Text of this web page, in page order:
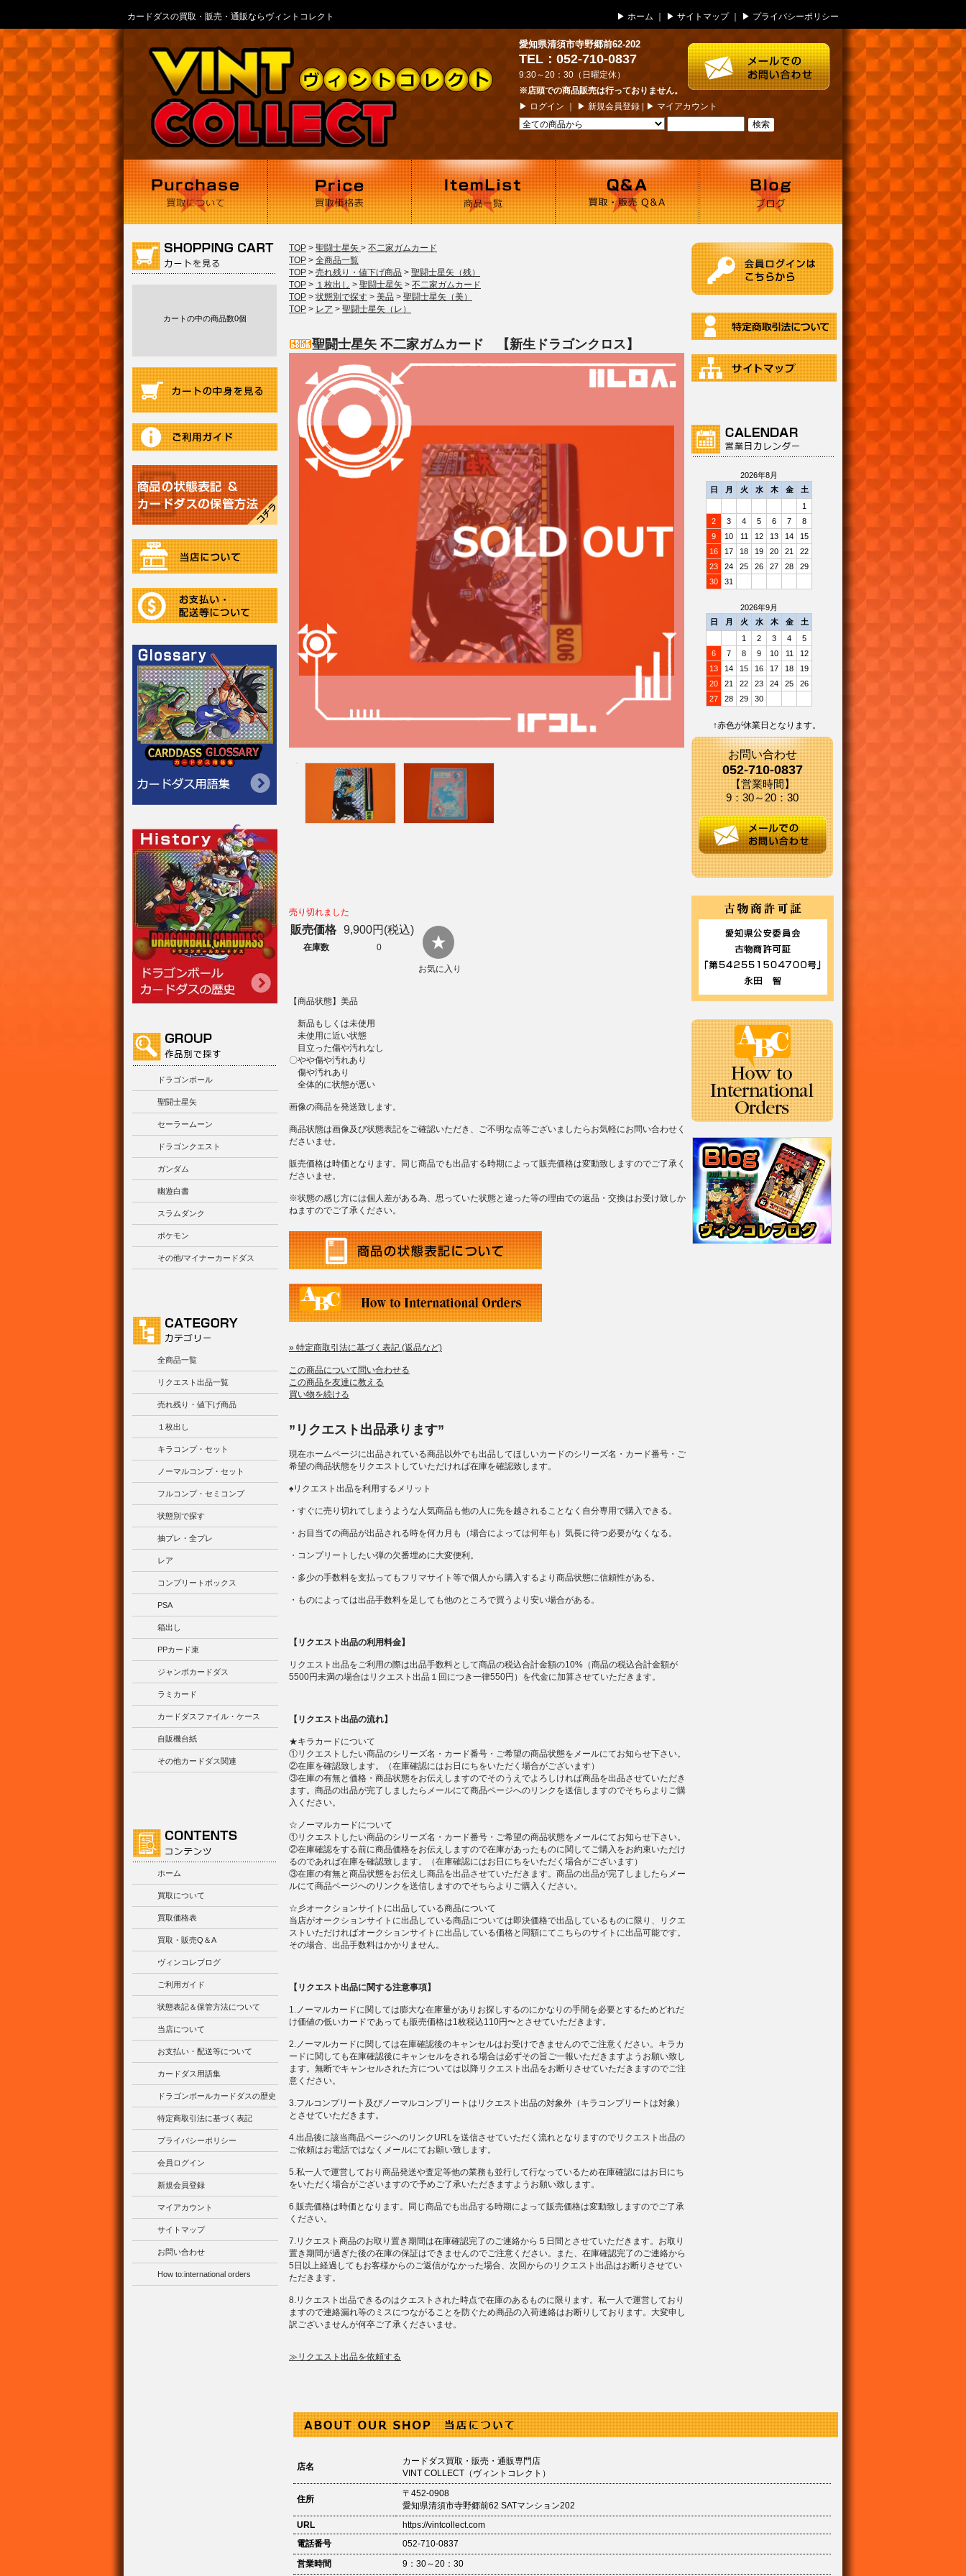
カードダスの買取・販売・通販ならヴィントコレクト ▶ ホーム ｜ ▶ サイトマップ｜ ▶ プライバシーポリシー
愛知県清須市寺野郷前62-202
TEL：052-710-0837
9:30～20：30（日曜定休）
※店頭での商品販売は行っておりません。
▶ ログイン ｜ ▶ 新規会員登録 | ▶ マイアカウント
カートの中の商品数0個
ドラゴンボール
聖闘士星矢
セーラームーン
ドラゴンクエスト
ガンダム
幽遊白書
スラムダンク
ポケモン
その他/マイナーカードダス
全商品一覧
リクエスト出品一覧
売れ残り・値下げ商品
１枚出し
キラコンプ・セット
ノーマルコンプ・セット
フルコンプ・セミコンプ
状態別で探す
抽プレ・全プレ
レア
コンプリートボックス
PSA
箱出し
PPカード束
ジャンボカードダス
ラミカード
カードダスファイル・ケース
自販機台紙
その他カードダス関連
ホーム
買取について
買取価格表
買取・販売Q＆A
ヴィンコレブログ
ご利用ガイド
状態表記＆保管方法について
当店について
お支払い・配送等について
カードダス用語集
ドラゴンボールカードダスの歴史
特定商取引法に基づく表記
プライバシーポリシー
会員ログイン
新規会員登録
マイアカウント
サイトマップ
お問い合わせ
How to:international orders
TOP > 聖闘士星矢 > 不二家ガムカード
TOP > 全商品一覧
TOP > 売れ残り・値下げ商品 > 聖闘士星矢（残）
TOP > １枚出し > 聖闘士星矢 > 不二家ガムカード
TOP > 状態別で探す > 美品 > 聖闘士星矢（美）
TOP > レア > 聖闘士星矢（レ）
聖闘士星矢 不二家ガムカード 【新生ドラゴンクロス】
売り切れました
販売価格 9,900円(税込)
在庫数 0
お気に入り
【商品状態】美品
新品もしくは未使用
未使用に近い状態
目立った傷や汚れなし
〇やや傷や汚れあり
傷や汚れあり
全体的に状態が悪い
画像の商品を発送致します。
商品状態は画像及び状態表記をご確認いただき、ご不明な点等ございましたらお気軽にお問い合わせく
ださいませ。
販売価格は時価となります。同じ商品でも出品する時期によって販売価格は変動致しますのでご了承く
ださいませ。
※状態の感じ方には個人差がある為、思っていた状態と違った等の理由での返品・交換はお受け致しか
ねますのでご了承ください。
» 特定商取引法に基づく表記 (返品など)
この商品について問い合わせる
この商品を友達に教える
買い物を続ける
”リクエスト出品承ります”
現在ホームページに出品されている商品以外でも出品してほしいカードのシリーズ名・カード番号・ご
希望の商品状態をリクエストしていただければ在庫を確認致します。
♠リクエスト出品を利用するメリット
・すぐに売り切れてしまうような人気商品も他の人に先を越されることなく自分専用で購入できる。
・お目当ての商品が出品される時を何カ月も（場合によっては何年も）気長に待つ必要がなくなる。
・コンプリートしたい弾の欠番埋めに大変便利。
・多少の手数料を支払ってもフリマサイト等で個人から購入するより商品状態に信頼性がある。
・ものによっては出品手数料を足しても他のところで買うより安い場合がある。
【リクエスト出品の利用料金】
リクエスト出品をご利用の際は出品手数料として商品の税込合計金額の10%（商品の税込合計金額が
5500円未満の場合はリクエスト出品１回につき一律550円）を代金に加算させていただきます。
【リクエスト出品の流れ】
★キラカードについて
①リクエストしたい商品のシリーズ名・カード番号・ご希望の商品状態をメールにてお知らせ下さい。
②在庫を確認致します。（在庫確認にはお日にちをいただく場合がございます）
③在庫の有無と価格・商品状態をお伝えしますのでそのうえでよろしければ商品を出品させていただき
ます。商品の出品が完了しましたらメールにて商品ページへのリンクを送信しますのでそちらよりご購
入ください。
☆ノーマルカードについて
①リクエストしたい商品のシリーズ名・カード番号・ご希望の商品状態をメールにてお知らせ下さい。
②在庫確認をする前に商品価格をお伝えしますので在庫があったものに関してご購入をお約束いただけ
るのであれば在庫を確認致します。（在庫確認にはお日にちをいただく場合がございます）
③在庫の有無と商品状態をお伝えし商品を出品させていただきます。商品の出品が完了しましたらメー
ルにて商品ページへのリンクを送信しますのでそちらよりご購入ください。
☆彡オークションサイトに出品している商品について
当店がオークションサイトに出品している商品については即決価格で出品しているものに限り、リクエ
ストいただければオークションサイトに出品している価格と同額にてこちらのサイトに出品可能です。
その場合、出品手数料はかかりません。
【リクエスト出品に関する注意事項】
1.ノーマルカードに関しては膨大な在庫量がありお探しするのにかなりの手間を必要とするためどれだ
け価値の低いカードであっても販売価格は1枚税込110円〜とさせていただきます。
2.ノーマルカードに関しては在庫確認後のキャンセルはお受けできませんのでご注意ください。キラカ
ードに関しても在庫確認後にキャンセルをされる場合は必ずその旨ご一報いただきますようお願い致し
ます。無断でキャンセルされた方については以降リクエスト出品をお断りさせていただきますのでご注
意ください。
3.フルコンプリート及びノーマルコンプリートはリクエスト出品の対象外（キラコンプリートは対象）
とさせていただきます。
4.出品後に該当商品ページへのリンクURLを送信させていただく流れとなりますのでリクエスト出品の
ご依頼はお電話ではなくメールにてお願い致します。
5.私一人で運営しており商品発送や査定等他の業務も並行して行なっているため在庫確認にはお日にち
をいただく場合がございますので予めご了承いただきますようお願い致します。
6.販売価格は時価となります。同じ商品でも出品する時期によって販売価格は変動致しますのでご了承
ください。
7.リクエスト商品のお取り置き期間は在庫確認完了のご連絡から５日間とさせていただきます。お取り
置き期間が過ぎた後の在庫の保証はできませんのでご注意ください。また、在庫確認完了のご連絡から
5日以上経過してもお客様からのご返信がなかった場合、次回からのリクエスト出品はお断りさせてい
ただきます。
8.リクエスト出品できるのはクエストされた時点で在庫のあるものに限ります。私一人で運営しており
ますので連絡漏れ等のミスにつながることを防ぐため商品の入荷連絡はお断りしております。大変申し
訳ございませんが何卒ご了承くださいませ。
≫リクエスト出品を依頼する
2026年8月
日
月 火 水 木 金
土
1
2
3 4 5 6 7
8
9
10 11 12 13 14
15
16
17 18 19 20 21
22
23
24 25 26 27 28
29
30
31
2026年9月
日
月 火 水 木 金
土
1
2 3 4
5
6
7 8 9 10 11
12
13
14 15 16 17 18
19
20
21 22 23 24 25
26
27
28 29 30
↑赤色が休業日となります。
お問い合わせ
052-710-0837
【営業時間】
9：30～20：30
店名
カードダス買取・販売・通販専門店
VINT COLLECT（ヴィントコレクト）
住所
〒452-0908
愛知県清須市寺野郷前62 SATマンション202
URL
https://vintcollect.com
電話番号
052-710-0837
営業時間
9：30～20：30